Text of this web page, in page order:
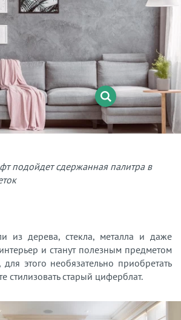
подойдет сдержанная палитра в
из дерева, стекла, металла и даже
и станут полезным предметом
для этого необязательно приобретать
стилизовать старый циферблат.